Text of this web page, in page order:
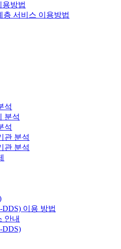
용방법
층 서비스 이용방법
석
분석
석
관 분석
관 분석
이용 방법
안내
DDS)